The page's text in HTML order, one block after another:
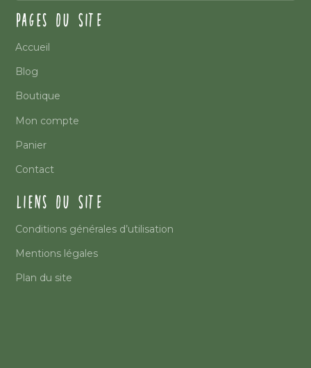
PAGES DU SITE
Accueil
Blog
Boutique
Mon compte
Panier
Contact
LIENS DU SITE
Conditions générales d’utilisation
Mentions légales
Plan du site